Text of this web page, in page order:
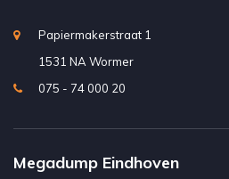
Papiermakerstraat 1
1531 NA Wormer
075 - 74 000 20
Megadump Eindhoven